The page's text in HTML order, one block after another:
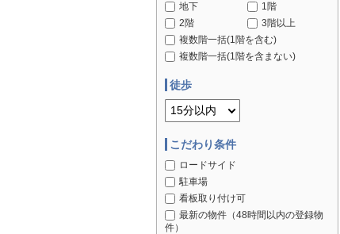
地下
1階
2階
3階以上
複数階一括(1階を含む)
複数階一括(1階を含まない)
徒歩
こだわり条件
ロードサイド
駐車場
看板取り付け可
最新の物件（48時間以内の登録物
件）